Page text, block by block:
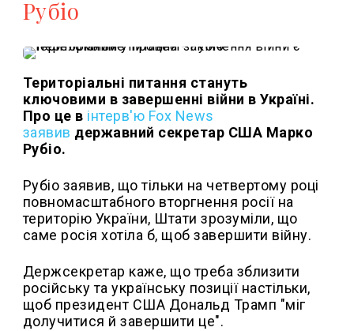
Рубіо
Територіальні питання стануть
ключовими в завершенні війни в Україні.
Про це в інтерв'ю Fox News
заявив державний секретар США Марко
Рубіо.
Рубіо заявив, що тільки на четвертому році
повномасштабного вторгнення росії на
територію України, Штати зрозуміли, що
саме росія хотіла б, щоб завершити війну.
Держсекретар каже, що треба зблизити
російську та українську позиції настільки,
щоб президент США Дональд Трамп "міг
долучитися й завершити це".